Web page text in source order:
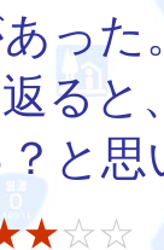
っ
ると
と
☆☆